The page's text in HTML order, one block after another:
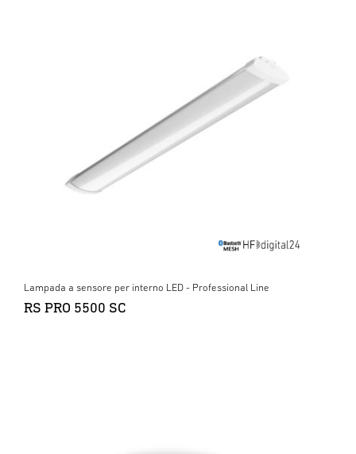
Lampada a sensore per interno LED - Professional Line
RS PRO 5500 SC